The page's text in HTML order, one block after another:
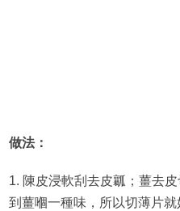
做法：
1. 陳皮浸軟刮去皮瓤；薑去
到薑嗰一種味，所以切薄片就